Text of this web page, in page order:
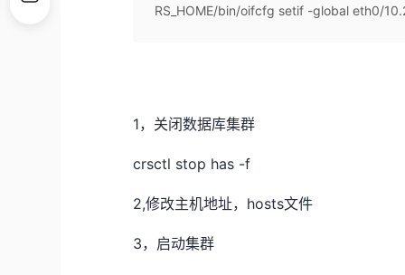
RS_HOME/bin/oifcfg setif -global eth0/
1，关闭数据库集群
crsctl stop has -f
2,修改主机地址，hosts文件
3，启动集群